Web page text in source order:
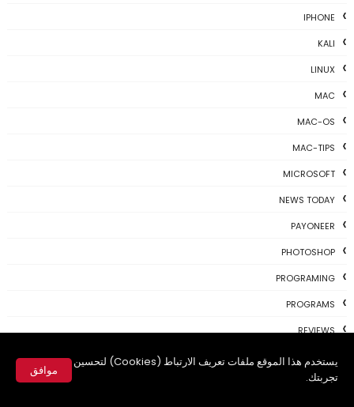
يستخدم هذا الموقع ملفات تعريف الارتباط (Cookies) لتحسين
تجربتك.
موافق
IPHONE
KALI
LINUX
MAC
MAC-OS
MAC-TIPS
MICROSOFT
NEWS TODAY
PAYONEER
PHOTOSHOP
PROGRAMING
PROGRAMS
REVIEWS
TH3 NEWS